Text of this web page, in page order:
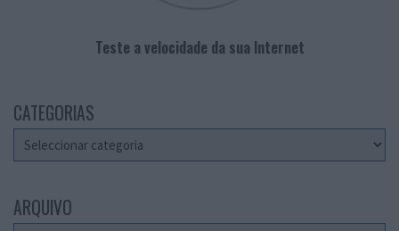
Teste a velocidade da sua Internet
CATEGORIAS
Categorias
ARQUIVO